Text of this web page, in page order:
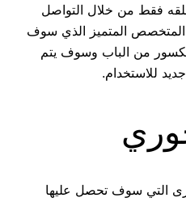
فقط من خلال التواصل
المتميز الذي سوف
من الباب وسوف يتم
للاستخدام.
التي سوف تحصل عليها